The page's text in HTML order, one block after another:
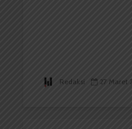
Redaksi 27 Maret